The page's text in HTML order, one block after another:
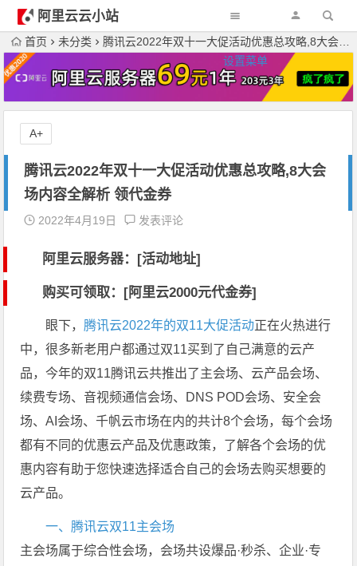
阿里云云小站
设置菜单
首页 未分类 腾讯云2022年双十一大促活动优惠总攻略,8大会场内容全解析 领代金券
腾讯云2022年双十一大促活动优惠总攻略,8大会
场内容全解析 领代金券
2022年4月19日 发表评论
阿里云服务器：[活动地址]
购买可领取：[阿里云2000元代金券]
眼下， 腾讯云2022年的双11大促活动正在火热进行
中，很多新老用户都通过双11买到了自己满意的云产
品，今年的双11腾讯云共推出了主会场、云产品会场、
续费专场、音视频通信会场、DNS POD会场、安全会
场、AI会场、千帆云市场在内的共计8个会场，每个会场
都有不同的优惠云产品及优惠政策，了解各个会场的优
惠内容有助于您快速选择适合自己的会场去购买想要的
云产品。
一、腾讯云双11主会场
主会场属于综合性会场，会场共设爆品·秒杀、企业·专
A+